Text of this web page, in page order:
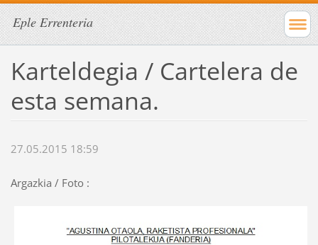
Eple Errenteria
Karteldegia / Cartelera de
esta semana.
27.05.2015 18:59
Argazkia / Foto :